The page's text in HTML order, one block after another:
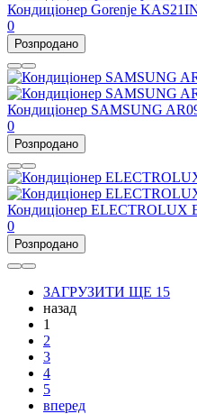
Кондиціонер Gorenje
0
Розпродано
Кондиціонер SAMSUNG
0
Розпродано
Кондиціонер ELECTROLUX
0
Розпродано
ЗАГРУЗИТИ ЩЕ 15
назад
1
2
3
4
5
вперед